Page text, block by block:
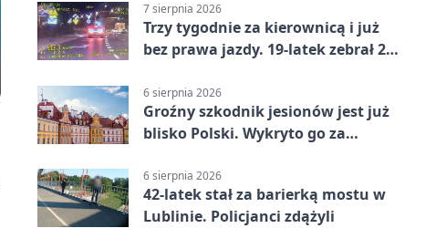
7 sierpnia 2026
Trzy tygodnie za kierownicą i już
bez prawa jazdy. 19-latek zebrał 23
6 sierpnia 2026
Groźny szkodnik jesionów jest już
blisko Polski. Wykryto go za
6 sierpnia 2026
42-latek stał za barierką mostu w
Lublinie. Policjanci zdążyli